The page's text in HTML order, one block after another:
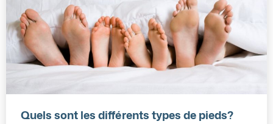
Quels sont les différents types de pieds?